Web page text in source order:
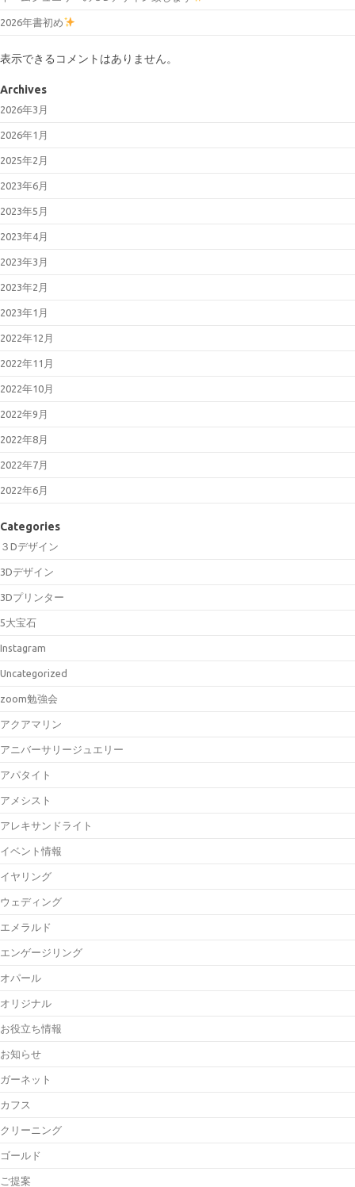
2026年書初め
表示できるコメントはありません。
Archives
2026年3月
2026年1月
2025年2月
2023年6月
2023年5月
2023年4月
2023年3月
2023年2月
2023年1月
2022年12月
2022年11月
2022年10月
2022年9月
2022年8月
2022年7月
2022年6月
Categories
３Dデザイン
3Dデザイン
3Dプリンター
5大宝石
Instagram
Uncategorized
zoom勉強会
アクアマリン
アニバーサリージュエリー
アパタイト
アメシスト
アレキサンドライト
イベント情報
イヤリング
ウェディング
エメラルド
エンゲージリング
オパール
オリジナル
お役立ち情報
お知らせ
ガーネット
カフス
クリーニング
ゴールド
ご提案